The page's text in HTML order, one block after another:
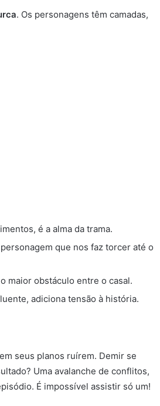
. Os personagens têm camadas,
é a alma da trama.
que nos faz torcer até o
maior obstáculo entre o casal.
adiciona tensão à história.
seus planos ruírem. Demir se
Uma avalanche de conflitos,
É impossível assistir só um!